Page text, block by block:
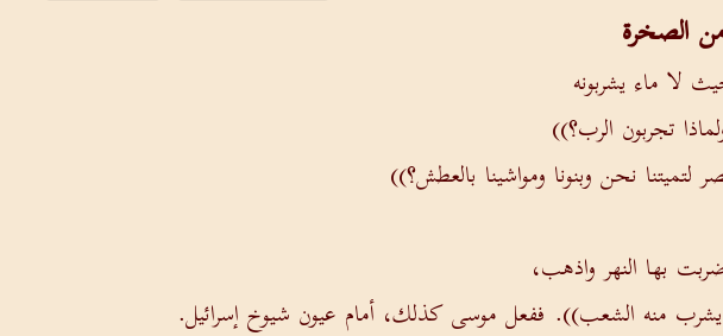
الصخرة
لا ماء يشربونه
تجربون الرب؟))
نحن وبنونا ومواشينا بالعطش؟))
بها النهر واذهب،
منه الشعب)). ففعل موسى كذلك، أمام عيون شيوخ إسرائيل.